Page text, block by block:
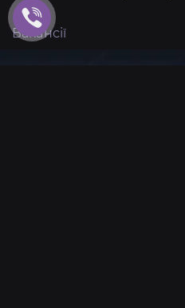
Вакансії